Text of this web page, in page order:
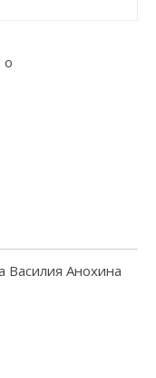
о
Василия Анохина